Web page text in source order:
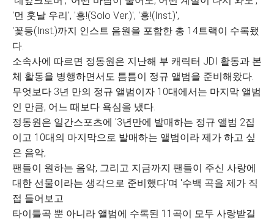
'먼 훗날 우리', '흥!(Solo Ver.)', '흥!(Inst.)',
'꽃등(Inst.)까지 인스트 음원을 포함한 총 14트랙이 수록됐
다.
소속사에 따르면 정동원은 지난해 부 캐릭터 JDI 활동과 본
체 활동을 병행하면서도 틈틈이 정규 앨범을 준비해왔다.
무엇보다 3년 만의 정규 앨범이자 10대에서는 마지막 앨범
인 만큼, 어느 때보다 욕심을 냈다.
정동원은 일간스포츠에 '3년만에 발매하는 정규 앨범 2집
이고 10대의 마지막으로 발매하는 앨범이라 제가 하고 싶
은 음악,
팬들이 원하는 음악, 그리고 지금까지 팬들이 주신 사랑에
대한 선물이라는 생각으로 준비했다'며 '수백 곡을 제가 직
접 들어보고
타이틀곡 뿐 아니라 앨범에 수록된 11곡이 모두 사랑받길